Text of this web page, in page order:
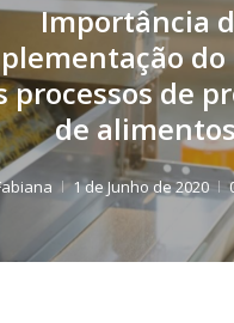
Importância
do
processos de
de
1 de Junho de 2020